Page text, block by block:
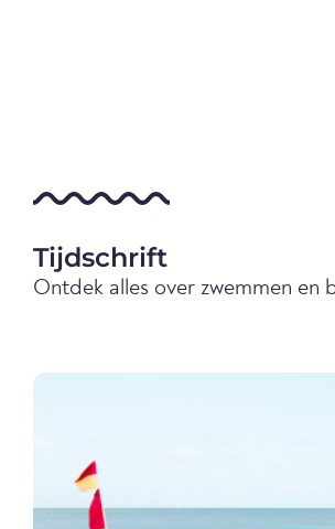
Tijdschrift
Ontdek alles over zwemmen en